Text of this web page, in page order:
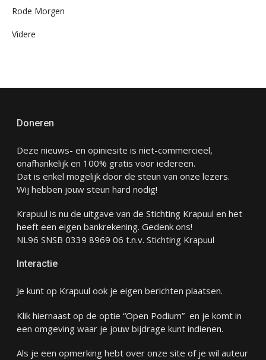
Rode Morgen
Videre
Doneren
Deze nieuws- en opiniesite is niet-commercieel,
onafhankelijk en 100% gratis voor iedereen.
Dat is enkel mogelijk door de steun van onze lezers.
Wij hebben jouw steun hard nodig!
Krapuul is nu de uitgave van de Stichting Krapuul en het
heeft een eigen bankrekening. Gedenk ons!
NL96 SNSB 0339 8969 06 t.n.v. Stichting Krapuul
Interactie
Je kunt op Krapuul ook je eigen berichten plaatsen.
Klik hiernaast op de optie “Open Podium” en je komt in
een omgeving waar je jouw bijdrage kunt indienen.
Als je een opmerking hebt over onze site of je wil auteur